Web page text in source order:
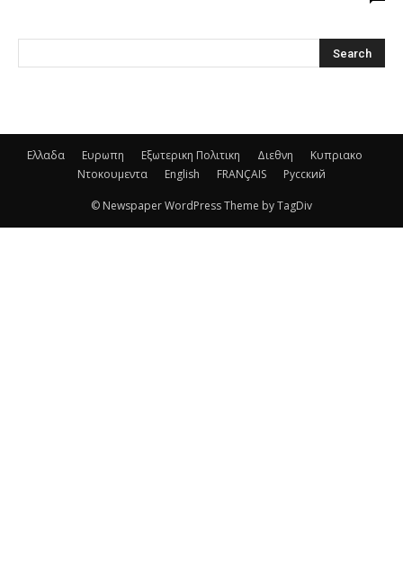
Ελλαδα Ευρωπη Εξωτερικη Πολιτικη Διεθνη
Κυπριακο
Ντοκουμεντα
English FRANÇAIS Русский
© Newspaper WordPress Theme by TagDiv